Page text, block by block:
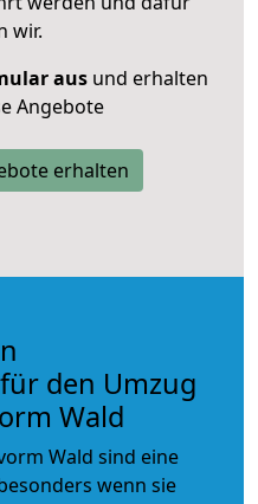
wir.
ausund erhalten
Angebote
erhalten
den Umzug
Wald
Wald sind eine
wenn sie